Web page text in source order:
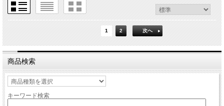
1 2 次へ
商品検索
キーワード検索